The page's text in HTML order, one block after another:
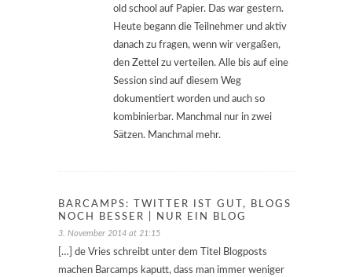
old school auf Papier. Das war gestern.
Heute begann die Teilnehmer und aktiv
danach zu fragen, wenn wir vergaßen,
den Zettel zu verteilen. Alle bis auf eine
Session sind auf diesem Weg
dokumentiert worden und auch so
kombinierbar. Manchmal nur in zwei
Sätzen. Manchmal mehr.
BARCAMPS: TWITTER IST GUT, BLOGS
NOCH BESSER | NUR EIN BLOG
3. November 2014 at 21:15
[…] de Vries schreibt unter dem Titel Blogposts
machen Barcamps kaputt, dass man immer weniger